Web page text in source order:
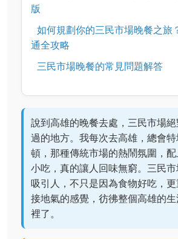
版
如何規劃你的三民市場晚餐之旅
通全攻略
三民市場晚餐的常見問題解答
說到高雄的晚餐去處，三民市場
過的地方。我每次去高雄，總會
頓，那種傳統市場的熱鬧氛圍，
小吃，真的讓人回味無窮。三民
吸引人，不只是因為食物好吃，
接地氣的感覺，彷彿整個高雄的
裡了。